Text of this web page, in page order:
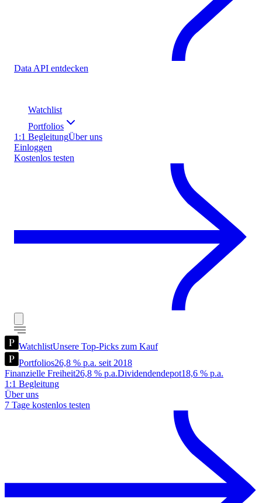
Data API entdecken
Watchlist
Portfolios
1:1 BegleitungÜber uns
Einloggen
Kostenlos testen
WatchlistUnsere Top-Picks zum Kauf
Portfolios26,8 % p.a. seit 2018
Finanzielle Freiheit26,8 % p.a.Dividendendepot18,6 % p.a.
1:1 Begleitung
Über uns
7 Tage kostenlos testen